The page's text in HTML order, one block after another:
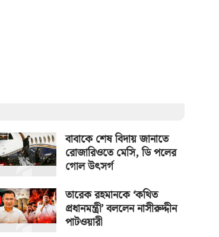
বাবাকে শেষ বিদায় জানাতে
রোজারিওতে মেসি, ডি পলের
গোল উৎসর্গ
তারেক রহমানকে ‘কথিত
প্রধানমন্ত্রী’ বললেন নাসীরুদ্দীন
পাটওয়ারী